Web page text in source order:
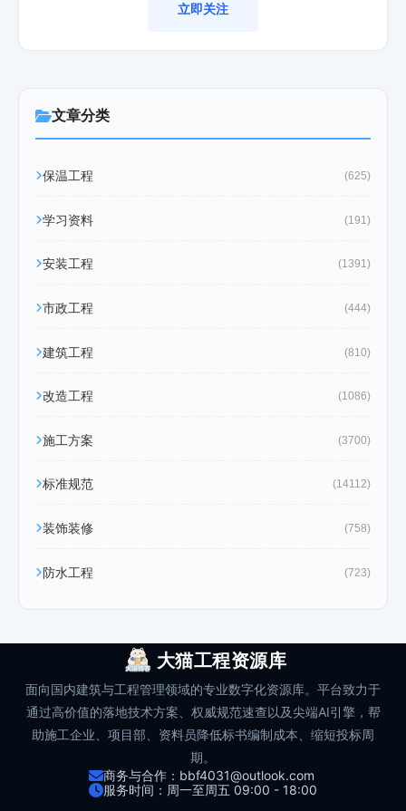
立即关注
文章分类
保温工程 (625)
学习资料 (191)
安装工程 (1391)
市政工程 (444)
建筑工程 (810)
改造工程 (1086)
施工方案 (3700)
标准规范 (14112)
装饰装修 (758)
防水工程 (723)
大猫工程资源库
面向国内建筑与工程管理领域的专业数字化资源库。平台致力于
通过高价值的落地技术方案、权威规范速查以及尖端AI引擎，帮
助施工企业、项目部、资料员降低标书编制成本、缩短投标周
期。
商务与合作：bbf4031@outlook.com
服务时间：周一至周五 09:00 - 18:00